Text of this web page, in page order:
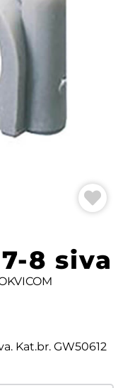
8 siva
Kat.br. GW50612